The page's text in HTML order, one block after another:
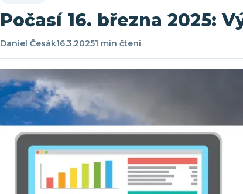
Počasí 16. března 2025:
Daniel Česák16.3.20251 min čtení